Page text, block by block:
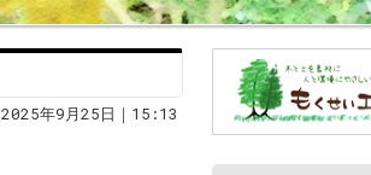
2025年9月25日｜15:13